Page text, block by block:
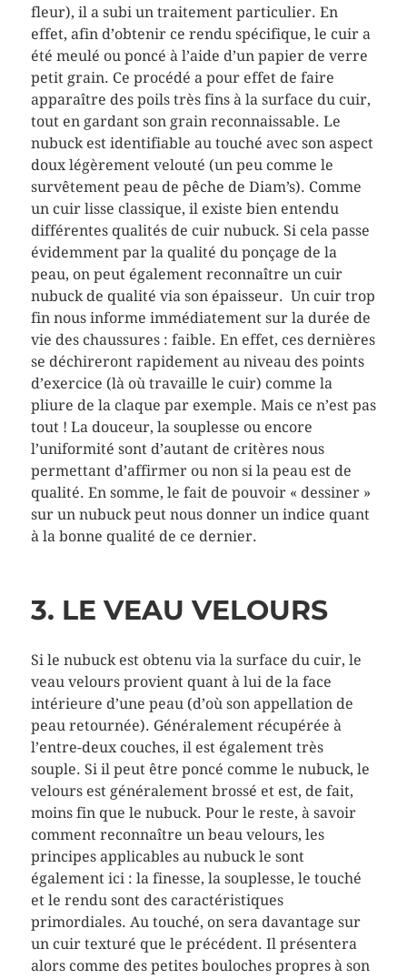
fleur), il a subi un traitement particulier. En
effet, afin d’obtenir ce rendu spécifique, le cuir a
été meulé ou poncé à l’aide d’un papier de verre
petit grain. Ce procédé a pour effet de faire
apparaître des poils très fins à la surface du cuir,
tout en gardant son grain reconnaissable. Le
nubuck est identifiable au touché avec son aspect
doux légèrement velouté (un peu comme le
survêtement peau de pêche de Diam’s). Comme
un cuir lisse classique, il existe bien entendu
différentes qualités de cuir nubuck. Si cela passe
évidemment par la qualité du ponçage de la
peau, on peut également reconnaître un cuir
nubuck de qualité via son épaisseur. Un cuir trop
fin nous informe immédiatement sur la durée de
vie des chaussures : faible. En effet, ces dernières
se déchireront rapidement au niveau des points
d’exercice (là où travaille le cuir) comme la
pliure de la claque par exemple. Mais ce n’est pas
tout ! La douceur, la souplesse ou encore
l’uniformité sont d’autant de critères nous
permettant d’affirmer ou non si la peau est de
qualité. En somme, le fait de pouvoir « dessiner »
sur un nubuck peut nous donner un indice quant
à la bonne qualité de ce dernier.
3. LE VEAU VELOURS
Si le nubuck est obtenu via la surface du cuir, le
veau velours provient quant à lui de la face
intérieure d’une peau (d’où son appellation de
peau retournée). Généralement récupérée à
l’entre-deux couches, il est également très
souple. Si il peut être poncé comme le nubuck, le
velours est généralement brossé et est, de fait,
moins fin que le nubuck. Pour le reste, à savoir
comment reconnaître un beau velours, les
principes applicables au nubuck le sont
également ici : la finesse, la souplesse, le touché
et le rendu sont des caractéristiques
primordiales. Au touché, on sera davantage sur
un cuir texturé que le précédent. Il présentera
alors comme des petites bouloches propres à son